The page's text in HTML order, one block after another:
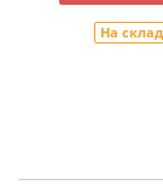
На